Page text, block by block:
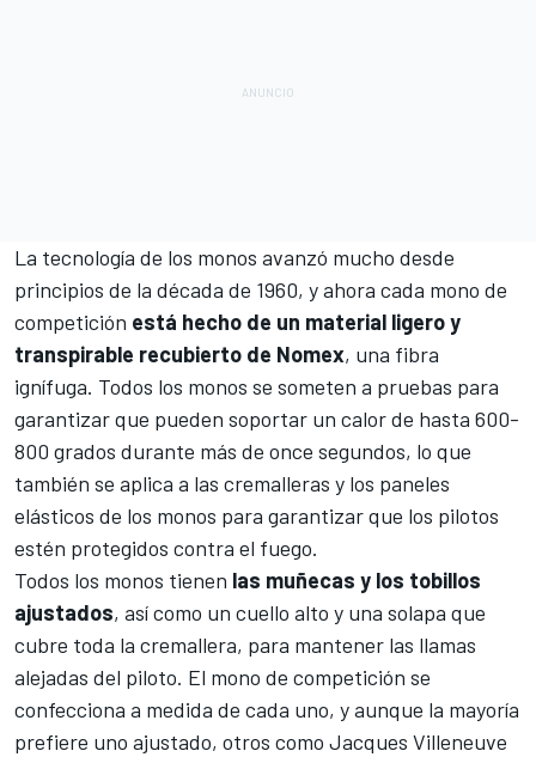
La tecnología de los monos avanzó mucho desde
principios de la década de 1960, y ahora cada mono de
competición está hecho de un material ligero y
transpirable recubierto de Nomex, una fibra
ignífuga. Todos los monos se someten a pruebas para
garantizar que pueden soportar un calor de hasta 600-
800 grados durante más de once segundos, lo que
también se aplica a las cremalleras y los paneles
elásticos de los monos para garantizar que los pilotos
estén protegidos contra el fuego.
Todos los monos tienen las muñecas y los tobillos
ajustados, así como un cuello alto y una solapa que
cubre toda la cremallera, para mantener las llamas
alejadas del piloto. El mono de competición se
confecciona a medida de cada uno, y aunque la mayoría
prefiere uno ajustado, otros como Jacques Villeneuve